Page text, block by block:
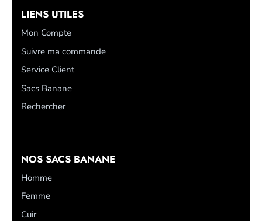
LIENS UTILES
Mon Compte
Suivre ma commande
Service Client
Sacs Banane
Rechercher
NOS SACS BANANE
Homme
Femme
Cuir